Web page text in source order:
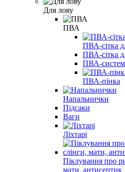
Для лову
ПВА
ПВА-сітка
ПВА-сітка
ПВА-
ПВА-пінка
Напальнички
Підсаки
Ваги
Ліхтарі
Піклування про
мати, антисептик